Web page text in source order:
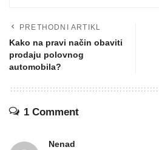
PRETHODNI ARTIKL
Kako na pravi način obaviti
prodaju polovnog
automobila?
1 Comment
Nenad